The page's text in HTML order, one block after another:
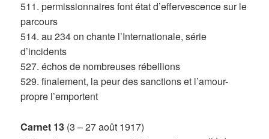
511. permissionnaires font état d’effervescence sur le
parcours
514. au 234 on chante l’Internationale, série
d’incidents
527. échos de nombreuses rébellions
529. finalement, la peur des sanctions et l’amour-
propre l’emportent
Carnet 13 (3 – 27 août 1917)